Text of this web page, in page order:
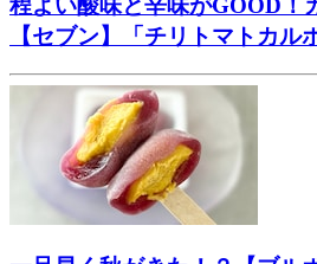
【セブン】「チリトマトカル